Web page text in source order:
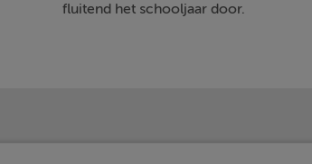
fluitend het schooljaar door.